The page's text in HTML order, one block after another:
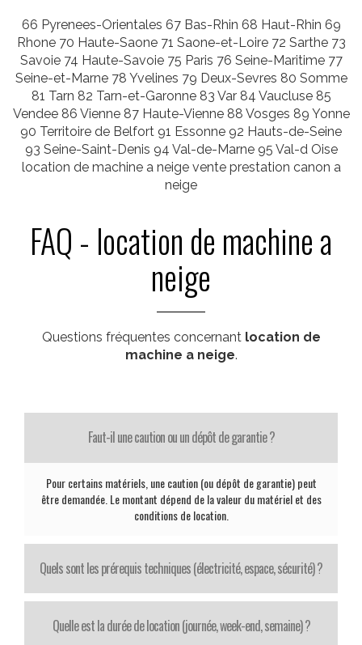
66 Pyrenees-Orientales 67 Bas-Rhin 68 Haut-Rhin 69
Rhone 70 Haute-Saone 71 Saone-et-Loire 72 Sarthe 73
Savoie 74 Haute-Savoie 75 Paris 76 Seine-Maritime 77
Seine-et-Marne 78 Yvelines 79 Deux-Sevres 80 Somme
81 Tarn 82 Tarn-et-Garonne 83 Var 84 Vaucluse 85
Vendee 86 Vienne 87 Haute-Vienne 88 Vosges 89 Yonne
90 Territoire de Belfort 91 Essonne 92 Hauts-de-Seine
93 Seine-Saint-Denis 94 Val-de-Marne 95 Val-d Oise
location de machine a neige vente prestation canon a
neige
FAQ - location de machine a
neige
Questions fréquentes concernant location de
machine a neige.
Faut-il une caution ou un dépôt de garantie ?
Pour certains matériels, une caution (ou dépôt de garantie) peut
être demandée. Le montant dépend de la valeur du matériel et des
conditions de location.
Quels sont les prérequis techniques (électricité, espace, sécurité) ?
Quelle est la durée de location (journée, week-end, semaine) ?